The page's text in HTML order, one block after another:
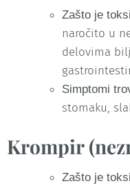
Zašto je
naročito u
delovima
Simptomi
stomaku,
Krompir
Zašto je